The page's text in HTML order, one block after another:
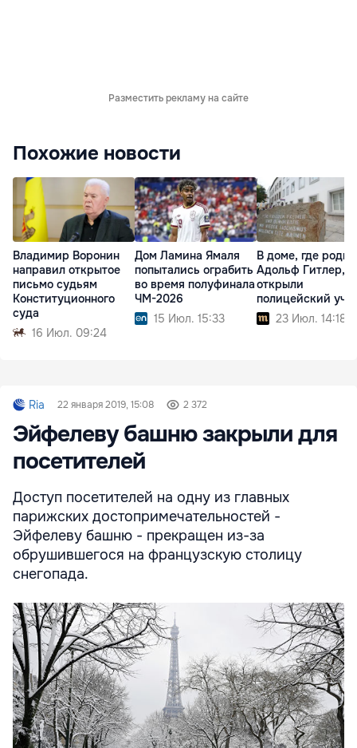
Разместить рекламу на сайте
Похожие новости
Владимир Воронин
направил открытое
письмо судьям
Конституционного
суда
16 Июл. 09:24
Дом Ламина Ямаля
попытались ограбить
во время полуфинала
ЧМ-2026
15 Июл. 15:33
В доме, где
Адольф Гитлер,
открыли
полицейский
23 Июл. 14:18
Ria 22 января 2019, 15:08 2 372
Эйфелеву башню закрыли для
посетителей
Доступ посетителей на одну из главных
парижских достопримечательностей -
Эйфелеву башню - прекращен из-за
обрушившегося на французскую столицу
снегопада.